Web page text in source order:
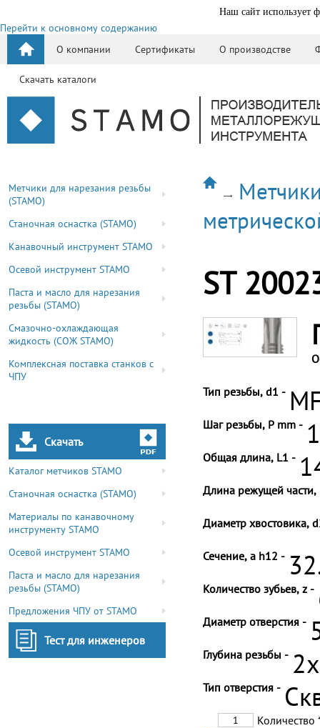
Наш сайт использует
Перейти к основному содержанию
О компании
Сертификаты О производстве
Скачать каталоги
Метчики для нарезания резьбы
(STAMO)
Станочная оснастка (STAMO)
Канавочный инструмент STAMO
Осевой инструмент STAMO
Паста и масло для нарезания
резьбы (STAMO)
Смазочно-охлаждающая
жидкость (СОЖ STAMO)
Комплексная поставка станков с
ЧПУ
Скачать
Каталог метчиков STAMO
Станочная оснастка (STAMO)
Материалы по канавочному
инструменту STAMO
Осевой инструмент STAMO
Паста и масло для нарезания
резьбы (STAMO)
Предложения ЧПУ от STAMO
Тест для инженеров
ST
Тип резьбы, d1 -
Шаг резьбы, P mm -
Общая длина, L1 -
Длина режущей части,
Диаметр хвостовика,
Сечение, a h12 -
Количество зубьев, z -
Диаметр отверстия -
Глубина резьбы -
Тип отверстия -
Количество